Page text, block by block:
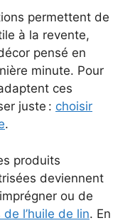
permettent de
à la revente,
pensé en
minute. Pour
ces
juste : choisir
.
produits
deviennent
ou de
l’huile de lin. En